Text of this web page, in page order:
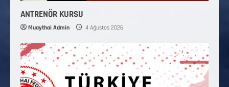
ANTRENÖR KURSU
Muaythai Admin 4 Ağustos 2026